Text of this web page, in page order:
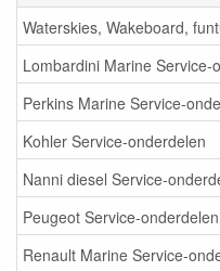
Waterskies, Wakeboard,
Lombardini Marine Service-
Perkins Marine Service-
Kohler Service-onderdelen
Nanni diesel Service-
Peugeot Service-onderdelen
Renault Marine Service-